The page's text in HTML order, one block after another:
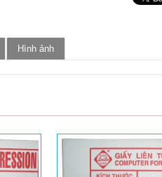
Hình ảnh